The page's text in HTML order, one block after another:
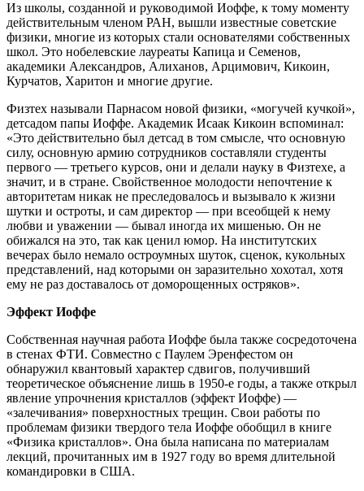
Из школы, созданной и руководимой Иоффе, к тому моменту
действительным членом РАН, вышли известные советские
физики, многие из которых стали основателями собственных
школ. Это нобелевские лауреаты Капица и Семенов,
академики Александров, Алиханов, Арцимович, Кикоин,
Курчатов, Харитон и многие другие.
Физтех называли Парнасом новой физики, «могучей кучкой»,
детсадом папы Иоффе. Академик Исаак Кикоин вспоминал:
«Это действительно был детсад в том смысле, что основную
силу, основную армию сотрудников составляли студенты
первого — третьего курсов, они и делали науку в Физтехе, а
значит, и в стране. Свойственное молодости непочтение к
авторитетам никак не преследовалось и вызывало к жизни
шутки и остроты, и сам директор — при всеобщей к нему
любви и уважении — бывал иногда их мишенью. Он не
обижался на это, так как ценил юмор. На институтских
вечерах было немало остроумных шуток, сценок, кукольных
представлений, над которыми он заразительно хохотал, хотя
ему не раз доставалось от доморощенных остряков».
Эффект Иоффе
Собственная научная работа Иоффе была также сосредоточена
в стенах ФТИ. Совместно с Паулем Эренфестом он
обнаружил квантовый характер сдвигов, получивший
теоретическое объяснение лишь в 1950-е годы, а также открыл
явление упрочнения кристаллов (эффект Иоффе) —
«залечивания» поверхностных трещин. Свои работы по
проблемам физики твердого тела Иоффе обобщил в книге
«Физика кристаллов». Она была написана по материалам
лекций, прочитанных им в 1927 году во время длительной
командировки в США.